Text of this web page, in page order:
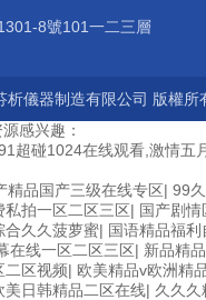
8號101一二三層
析儀器制造有限公司 版權
感兴趣：
超碰1024在线观看,激情
精品国产三级在线专区| 99
私拍一区二区三区| 国产剧情
合久久菠萝蜜| 国语精品福利
在线一区二区三区| 新品精
二区视频| 欧美精品v欧洲精
美日韩精品二区在线| 久久久